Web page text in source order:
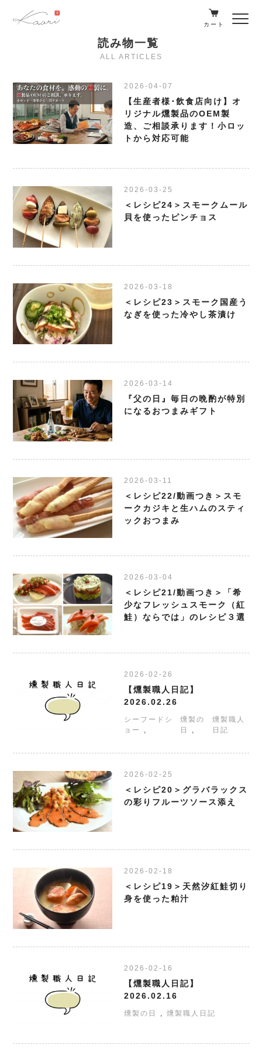
カート
読み物一覧
ALL ARTICLES
2026-04-07
【生産者様･飲食店向け】オ
リジナル燻製品のOEM製
造、ご相談承ります！小ロッ
トから対応可能
2026-03-25
＜レシピ24＞スモークムール
貝を使ったピンチョス
2026-03-18
＜レシピ23＞スモーク国産う
なぎを使った冷やし茶漬け
2026-03-14
『父の日』毎日の晩酌が特別
になるおつまみギフト
2026-03-11
＜レシピ22/動画つき＞スモ
ークカジキと生ハムのスティ
ックおつまみ
2026-03-04
＜レシピ21/動画つき＞「希
少なフレッシュスモーク（紅
鮭）ならでは」のレシピ３選
2026-02-26
【燻製職人日記】
2026.02.26
シーフードシ
ョー
燻製の
日
燻製職人
日記
2026-02-25
＜レシピ20＞グラバラックス
の彩りフルーツソース添え
2026-02-18
＜レシピ19＞天然汐紅鮭切り
身を使った粕汁
2026-02-16
【燻製職人日記】
2026.02.16
燻製の日 燻製職人日記